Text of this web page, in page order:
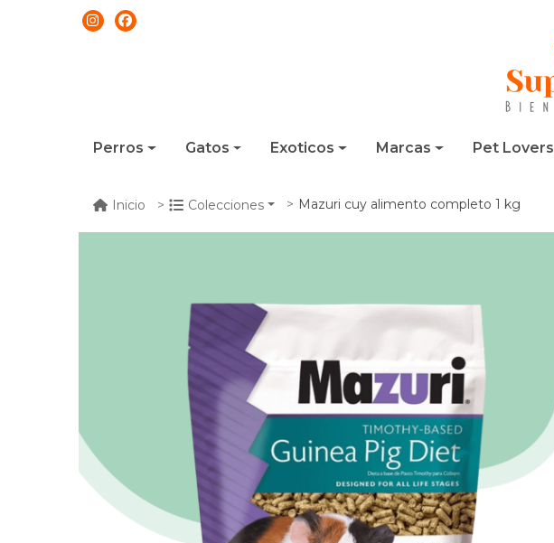
Perros Gatos Exoticos Marcas Pet Lovers
Inicio Colecciones Mazuri cuy alimento completo 1 kg